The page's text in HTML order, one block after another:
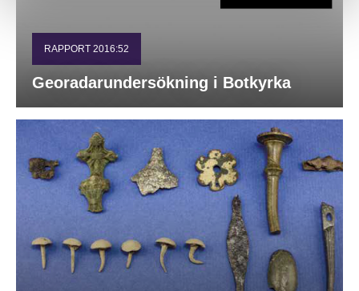
RAPPORT 2016:52
Georadarundersökning i Botkyrka